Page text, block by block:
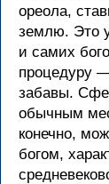
ореола,
землю. Это
и самих
процедуру
забавы.
обычным
конечно,
богом,